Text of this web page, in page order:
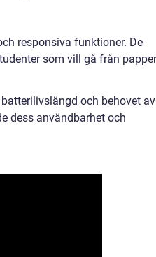
responsiva funktioner. De
som vill gå från papper
och behovet av
dess användbarhet och